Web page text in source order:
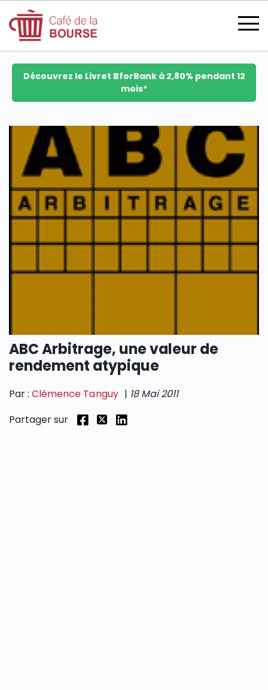
se connecter
devenir membre
CATÉGORIES
Découvrez le Livret BforBank à 2,80% pendant 12
mois*
ABC Arbitrage, une valeur de
rendement atypique
Par :Clémence Tanguy | 18 Mai 2011
Partager sur